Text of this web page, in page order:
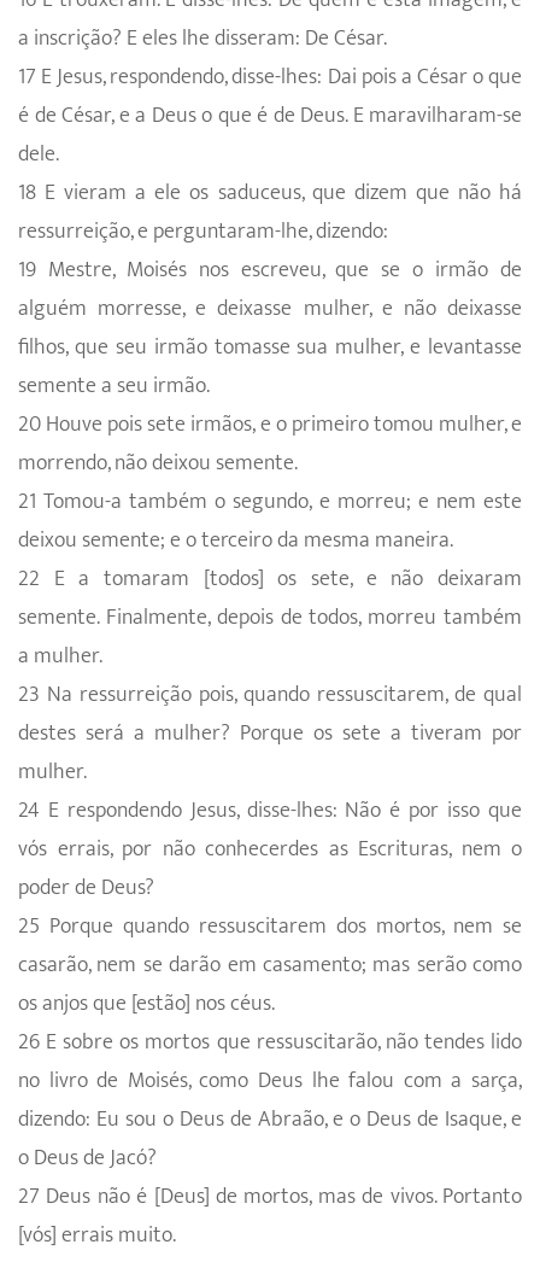
a inscrição? E eles lhe disseram: De César.
17 E Jesus, respondendo, disse-lhes: Dai pois a César o que
é de César, e a Deus o que é de Deus. E maravilharam-se
dele.
18 E vieram a ele os saduceus, que dizem que não há
ressurreição, e perguntaram-lhe, dizendo:
19 Mestre, Moisés nos escreveu, que se o irmão de
alguém morresse, e deixasse mulher, e não deixasse
filhos, que seu irmão tomasse sua mulher, e levantasse
semente a seu irmão.
20 Houve pois sete irmãos, e o primeiro tomou mulher, e
morrendo, não deixou semente.
21 Tomou-a também o segundo, e morreu; e nem este
deixou semente; e o terceiro da mesma maneira.
22 E a tomaram [todos] os sete, e não deixaram
semente. Finalmente, depois de todos, morreu também
a mulher.
23 Na ressurreição pois, quando ressuscitarem, de qual
destes será a mulher? Porque os sete a tiveram por
mulher.
24 E respondendo Jesus, disse-lhes: Não é por isso que
vós errais, por não conhecerdes as Escrituras, nem o
poder de Deus?
25 Porque quando ressuscitarem dos mortos, nem se
casarão, nem se darão em casamento; mas serão como
os anjos que [estão] nos céus.
26 E sobre os mortos que ressuscitarão, não tendes lido
no livro de Moisés, como Deus lhe falou com a sarça,
dizendo: Eu sou o Deus de Abraão, e o Deus de Isaque, e
o Deus de Jacó?
27 Deus não é [Deus] de mortos, mas de vivos. Portanto
[vós] errais muito.